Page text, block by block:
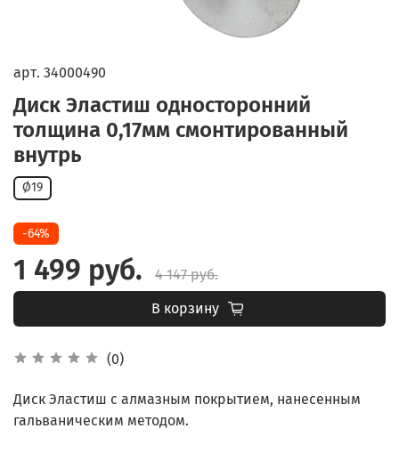
арт. 34000490
Диск Эластиш односторонний
толщина 0,17мм смонтированный
внутрь
(0)
Ø19
-64%
1 499 руб.
4 147 руб.
В корзину
Диск Эластиш с алмазным покрытием, нанесенным
гальваническим методом.